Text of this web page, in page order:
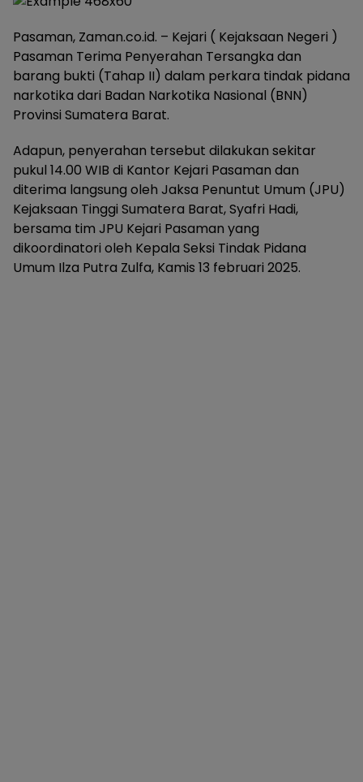
Pasaman, Zaman.co.id. – Kejari ( Kejaksaan Negeri )
Pasaman Terima Penyerahan Tersangka dan
barang bukti (Tahap II) dalam perkara tindak pidana
narkotika dari Badan Narkotika Nasional (BNN)
Provinsi Sumatera Barat.
Adapun, penyerahan tersebut dilakukan sekitar
pukul 14.00 WIB di Kantor Kejari Pasaman dan
diterima langsung oleh Jaksa Penuntut Umum (JPU)
Kejaksaan Tinggi Sumatera Barat, Syafri Hadi,
bersama tim JPU Kejari Pasaman yang
dikoordinatori oleh Kepala Seksi Tindak Pidana
Umum Ilza Putra Zulfa, Kamis 13 februari 2025.